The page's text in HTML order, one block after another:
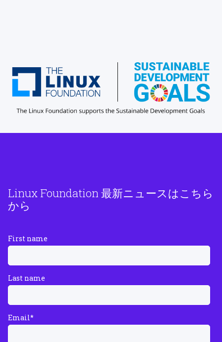
Linux Foundation 最新ニュースはこちら
から
First name
Last name
Email*